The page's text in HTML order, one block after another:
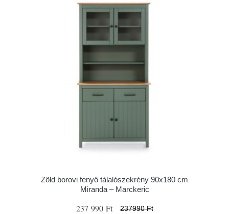
Zöld borovi fenyő tálalószekrény 90x180 cm
Miranda – Marckeric
237 990 Ft 237990 Ft